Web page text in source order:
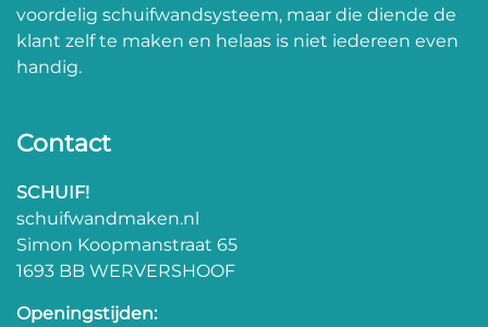
voordelig schuifwandsysteem, maar die diende de
klant zelf te maken en helaas is niet iedereen even
handig.
Contact
SCHUIF!
schuifwandmaken.nl
Simon Koopmanstraat 65
1693 BB WERVERSHOOF
Openingstijden: